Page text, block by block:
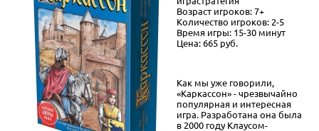
Возраст игроков: 7+
Количество игроков: 2-5
Время игры: 15-30 минут
Цена: 665 руб.
Как мы уже говорили,
«Каркассон» - чрезвычайно
популярная и интересная
игра. Разработана она была
в 2000 году Клаусом-